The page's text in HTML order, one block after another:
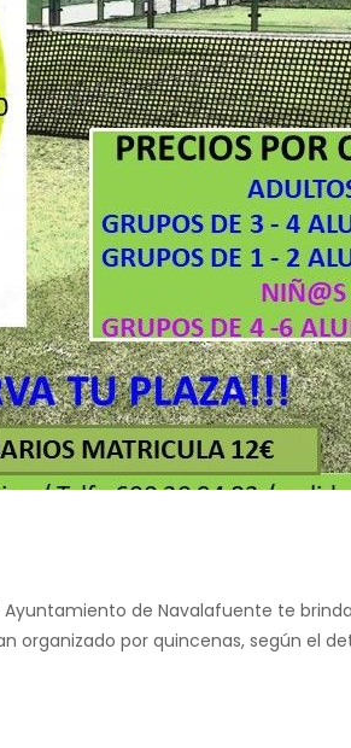
de Navalafuente te
organizado por quincenas, según el